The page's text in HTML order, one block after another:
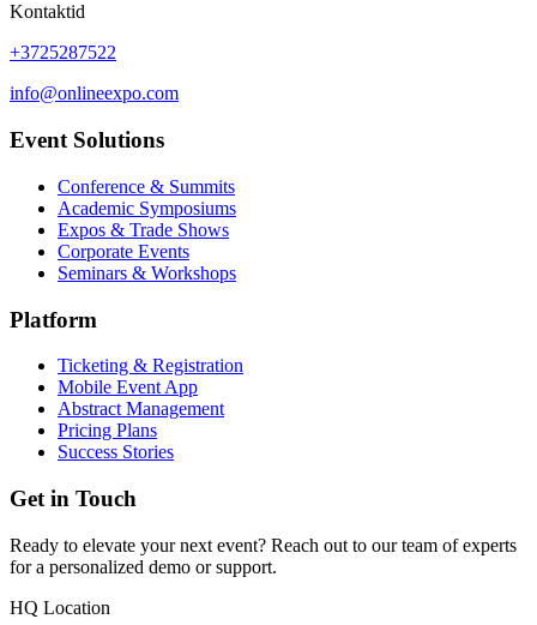
Kontaktid
+3725287522
info@onlineexpo.com
Event Solutions
Conference & Summits
Academic Symposiums
Expos & Trade Shows
Corporate Events
Seminars & Workshops
Platform
Ticketing & Registration
Mobile Event App
Abstract Management
Pricing Plans
Success Stories
Get in Touch
Ready to elevate your next event? Reach out to our team of experts
for a personalized demo or support.
HQ Location